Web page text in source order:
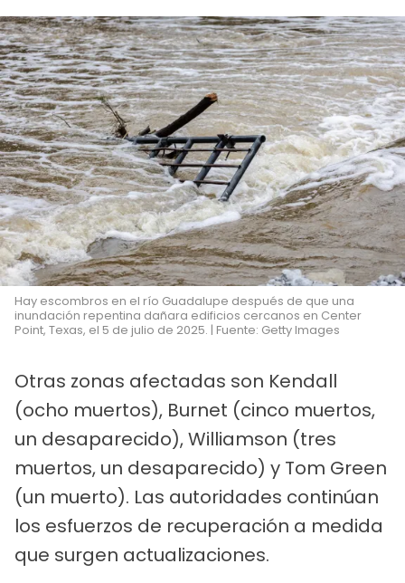
Hay escombros en el río Guadalupe después de que una
inundación repentina dañara edificios cercanos en Center
Point, Texas, el 5 de julio de 2025. | Fuente: Getty Images
Otras zonas afectadas son Kendall
(ocho muertos), Burnet (cinco muertos,
un desaparecido), Williamson (tres
muertos, un desaparecido) y Tom Green
(un muerto). Las autoridades continúan
los esfuerzos de recuperación a medida
que surgen actualizaciones.